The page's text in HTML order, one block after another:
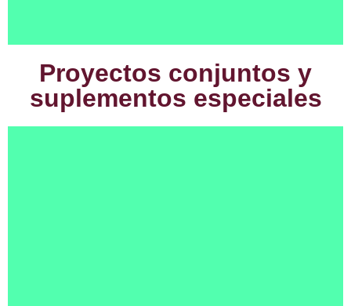
Proyectos conjuntos y
suplementos especiales